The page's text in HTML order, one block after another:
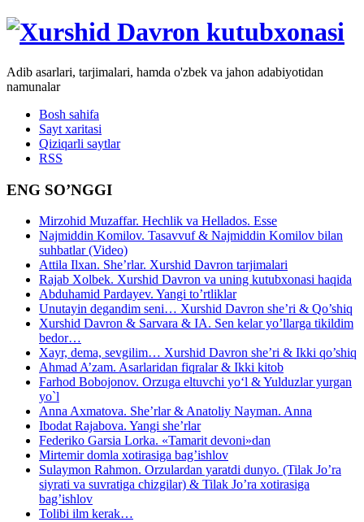
Adib asarlari, tarjimalari, hamda o'zbek va jahon adabiyotidan
namunalar
Bosh sahifa
Sayt xaritasi
Qiziqarli saytlar
RSS
ENG SO’NGGI
Mirzohid Muzaffar. Hechlik va Hellados. Esse
Najmiddin Komilov. Tasavvuf & Najmiddin Komilov bilan
suhbatlar (Video)
Attila Ilxan. She’rlar. Xurshid Davron tarjimalari
Rajab Xolbek. Xurshid Davron va uning kutubxonasi haqida
Abduhamid Pardayev. Yangi to’rtliklar
Unutayin degandim seni… Xurshid Davron she’ri & Qo’shiq
Xurshid Davron & Sarvara & IA. Sen kelar yo’llarga tikildim
bedor…
Xayr, dema, sevgilim… Xurshid Davron she’ri & Ikki qo’shiq
Ahmad A’zam. Asarlaridan fiqralar & Ikki kitob
Farhod Bobojonov. Orzuga eltuvchi yo‘l & Yulduzlar yurgan
yo`l
Anna Axmatova. She’rlar & Anatoliy Nayman. Anna
Ibodat Rajabova. Yangi she’rlar
Federiko Garsia Lorka. «Tamarit devoni»dan
Mirtemir domla xotirasiga bag’ishlov
Sulaymon Rahmon. Orzulardan yaratdi dunyo. (Tilak Jo’ra
siyrati va suvratiga chizgilar) & Tilak Jo’ra xotirasiga
bag’ishlov
Tolibi ilm kerak…